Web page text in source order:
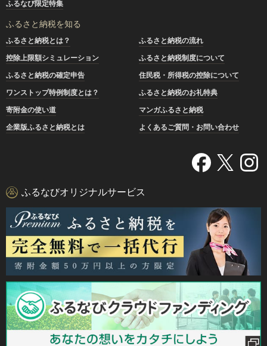
ふるなび限定特集
ふるさと納税を知る
ふるさと納税とは？
ふるさと納税の流れ
控除上限額シミュレーション
ふるさと納税制度について
ふるさと納税の確定申告
住民税・所得税の控除について
ワンストップ特例制度とは？
ふるさと納税のお礼特典
寄附金の使い道
マンガふるさと納税
企業版ふるさと納税とは
よくあるご質問・お問い合わせ
ふるなびオリジナルサービス